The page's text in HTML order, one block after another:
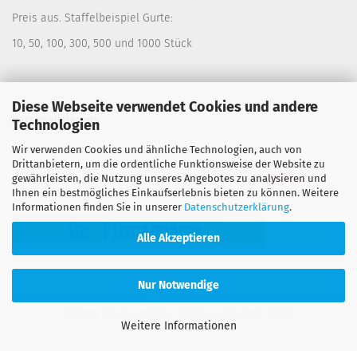
Diese Webseite verwendet Cookies und andere
Technologien
Wir verwenden Cookies und ähnliche Technologien, auch von
Drittanbietern, um die ordentliche Funktionsweise der Website zu
gewährleisten, die Nutzung unseres Angebotes zu analysieren und
Ihnen ein bestmögliches Einkaufserlebnis bieten zu können. Weitere
Informationen finden Sie in unserer Datenschutzerklärung.
Alle Akzeptieren
Nur Notwendige
Weitere Informationen
Preis aus. Staffelbeispiel Gurte:
10, 50, 100, 300, 500 und 1000 Stück
Personalisierung
Lassen Sie sich Ihre Gurte bedrucken. Siehe:
Warengruppe "Spanngurte" UntergruppePersonalisierung